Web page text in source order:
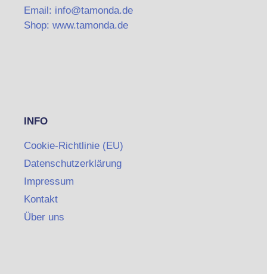
Email: info@tamonda.de
Shop: www.tamonda.de
INFO
Cookie-Richtlinie (EU)
Datenschutzerklärung
Impressum
Kontakt
Über uns